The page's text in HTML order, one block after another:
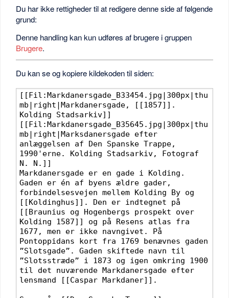
Du har ikke rettigheder til at redigere denne side af følgende
grund:
Denne handling kan kun udføres af brugere i gruppen
Brugere.
Du kan se og kopiere kildekoden til siden: